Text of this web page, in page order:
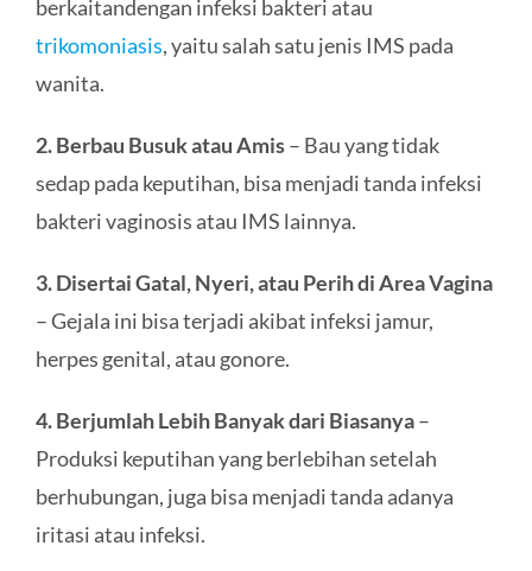
berkaitandengan infeksi bakteri atau
trikomoniasis, yaitu salah satu jenis IMS pada
wanita.
2. Berbau Busuk atau Amis– Bau yang tidak
sedap pada keputihan, bisa menjadi tanda infeksi
bakteri vaginosis atau IMS lainnya.
3. Disertai Gatal, Nyeri, atau Perih di Area Vagina
– Gejala ini bisa terjadi akibat infeksi jamur,
herpes genital, atau gonore.
4. Berjumlah Lebih Banyak dari Biasanya–
Produksi keputihan yang berlebihan setelah
berhubungan, juga bisa menjadi tanda adanya
iritasi atau infeksi.